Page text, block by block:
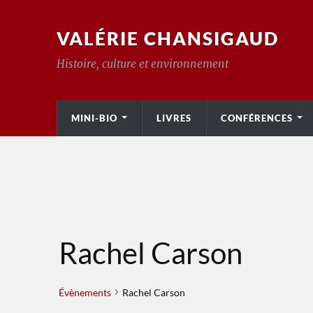
VALÉRIE CHANSIGAUD
Histoire, culture et environnement
MINI-BIO LIVRES CONFÉRENCES
Rachel Carson
Évènements Rachel Carson